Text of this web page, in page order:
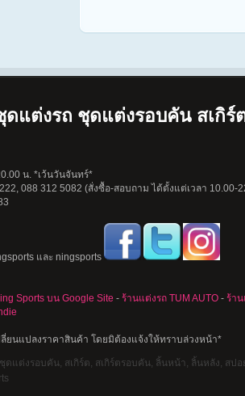
แต่งรถ ชุดแต่งรอบคัน สเกิร์
น. *เว้นวันจันทร์*
088 312 5082 (สั่งซื้อ-สอบถาม ได้ตั้งแต่เวลา 10.00-
และ ningsports
Sports บน Google Site - ร้านแต่งรถ TUM AUTO - ร้าน
ยนแปลงราคาสินค้า โดยมิต้องแจ้งให้ทราบล่วงหน้า*
แต่งรอบคัน, สเกิร์ต, สเกิร์ตรอบคัน, ลิ้นหน้า, ลิ้นหลัง, สปอ